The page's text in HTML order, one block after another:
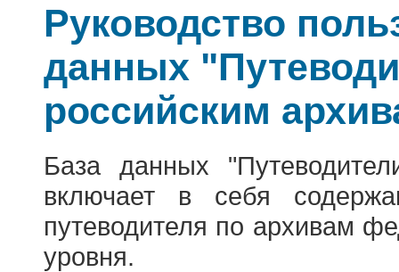
Руководство
данных
российским
База данных
включает в себя
путеводителя по архивам
уровня.